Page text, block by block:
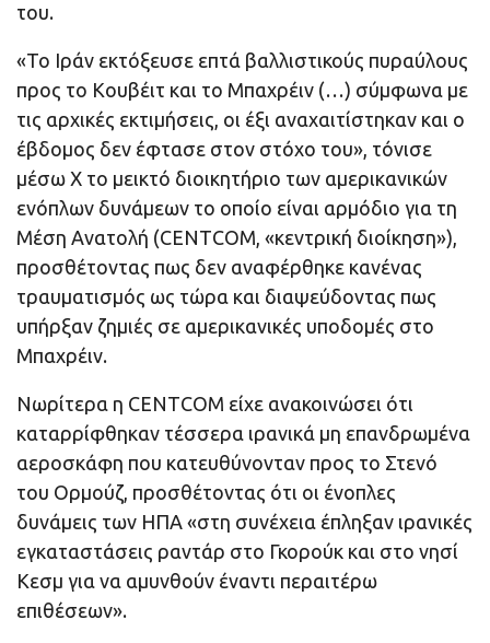
του.
«Το Ιράν εκτόξευσε επτά βαλλιστικούς πυραύλους
προς το Κουβέιτ και το Μπαχρέιν (…) σύμφωνα με
τις αρχικές εκτιμήσεις, οι έξι αναχαιτίστηκαν και ο
έβδομος δεν έφτασε στον στόχο του», τόνισε
μέσω X το μεικτό διοικητήριο των αμερικανικών
ενόπλων δυνάμεων το οποίο είναι αρμόδιο για τη
Μέση Ανατολή (CENTCOM, «κεντρική διοίκηση»),
προσθέτοντας πως δεν αναφέρθηκε κανένας
τραυματισμός ως τώρα και διαψεύδοντας πως
υπήρξαν ζημιές σε αμερικανικές υποδομές στο
Μπαχρέιν.
Νωρίτερα η CENTCOM είχε ανακοινώσει ότι
καταρρίφθηκαν τέσσερα ιρανικά μη επανδρωμένα
αεροσκάφη που κατευθύνονταν προς το Στενό
του Ορμούζ, προσθέτοντας ότι οι ένοπλες
δυνάμεις των ΗΠΑ «στη συνέχεια έπληξαν ιρανικές
εγκαταστάσεις ραντάρ στο Γκορούκ και στο νησί
Κεσμ για να αμυνθούν έναντι περαιτέρω
επιθέσεων».